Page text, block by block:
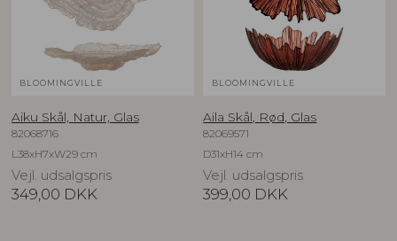
BLOOMINGVILLE
Aiku Skål, Natur, Glas
82068716
L38xH7xW29 cm
Vejl. udsalgspris
349,00 DKK
BLOOMINGVILLE
Aila Skål, Rød, Glas
82069571
D31xH14 cm
Vejl. udsalgspris
399,00 DKK